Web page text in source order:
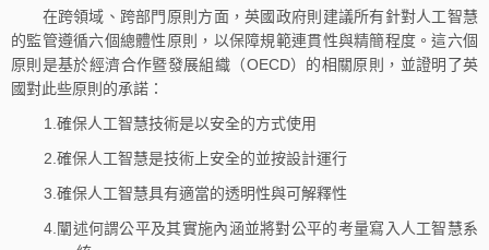
在跨領域、跨部門原則方面，英國政府則建議所有針對人工智慧
的監管遵循六個總體性原則，以保障規範連貫性與精簡程度。這六個
原則是基於經濟合作暨發展組織（OECD）的相關原則，並證明了英
國對此些原則的承諾：
1.確保人工智慧技術是以安全的方式使用
2.確保人工智慧是技術上安全的並按設計運行
3.確保人工智慧具有適當的透明性與可解釋性
4.闡述何謂公平及其實施內涵並將對公平的考量寫入人工智慧系